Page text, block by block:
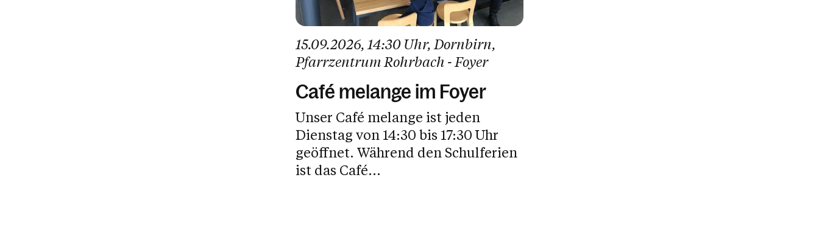
15.09.2026, 14:30 Uhr, Dornbirn,
Pfarrzentrum Rohrbach - Foyer
Café melange im Foyer
Unser Café melange ist jeden
Dienstag von 14:30 bis 17:30 Uhr
geöffnet. Während den Schulferien
ist das Café...